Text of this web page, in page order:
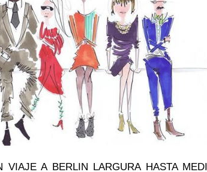
VIAJE A BERLIN LARGURA HASTA